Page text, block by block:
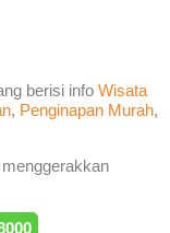
berisi info Wisata
, Penginapan Murah,